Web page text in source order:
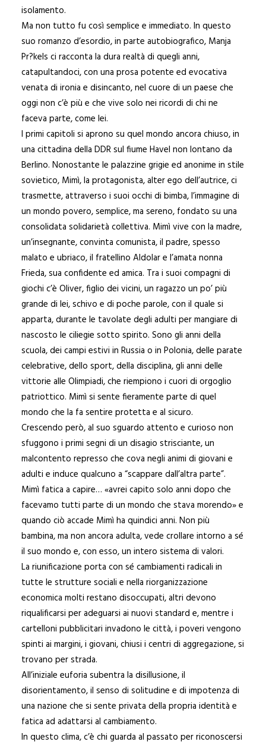
isolamento.
Ma non tutto fu così semplice e immediato. In questo
suo romanzo d’esordio, in parte autobiografico, Manja
Pr?kels ci racconta la dura realtà di quegli anni,
catapultandoci, con una prosa potente ed evocativa
venata di ironia e disincanto, nel cuore di un paese che
oggi non c’è più e che vive solo nei ricordi di chi ne
faceva parte, come lei.
I primi capitoli si aprono su quel mondo ancora chiuso, in
una cittadina della DDR sul fiume Havel non lontano da
Berlino. Nonostante le palazzine grigie ed anonime in stile
sovietico, Mimì, la protagonista, alter ego dell’autrice, ci
trasmette, attraverso i suoi occhi di bimba, l’immagine di
un mondo povero, semplice, ma sereno, fondato su una
consolidata solidarietà collettiva. Mimì vive con la madre,
un’insegnante, convinta comunista, il padre, spesso
malato e ubriaco, il fratellino Aldolar e l’amata nonna
Frieda, sua confidente ed amica. Tra i suoi compagni di
giochi c’è Oliver, figlio dei vicini, un ragazzo un po’ più
grande di lei, schivo e di poche parole, con il quale si
apparta, durante le tavolate degli adulti per mangiare di
nascosto le ciliegie sotto spirito. Sono gli anni della
scuola, dei campi estivi in Russia o in Polonia, delle parate
celebrative, dello sport, della disciplina, gli anni delle
vittorie alle Olimpiadi, che riempiono i cuori di orgoglio
patriottico. Mimì si sente fieramente parte di quel
mondo che la fa sentire protetta e al sicuro.
Crescendo però, al suo sguardo attento e curioso non
sfuggono i primi segni di un disagio strisciante, un
malcontento represso che cova negli animi di giovani e
adulti e induce qualcuno a “scappare dall’altra parte”.
Mimì fatica a capire… «avrei capito solo anni dopo che
facevamo tutti parte di un mondo che stava morendo» e
quando ciò accade Mimì ha quindici anni. Non più
bambina, ma non ancora adulta, vede crollare intorno a sé
il suo mondo e, con esso, un intero sistema di valori.
La riunificazione porta con sé cambiamenti radicali in
tutte le strutture sociali e nella riorganizzazione
economica molti restano disoccupati, altri devono
riqualificarsi per adeguarsi ai nuovi standard e, mentre i
cartelloni pubblicitari invadono le città, i poveri vengono
spinti ai margini, i giovani, chiusi i centri di aggregazione, si
trovano per strada.
All’iniziale euforia subentra la disillusione, il
disorientamento, il senso di solitudine e di impotenza di
una nazione che si sente privata della propria identità e
fatica ad adattarsi al cambiamento.
In questo clima, c’è chi guarda al passato per riconoscersi